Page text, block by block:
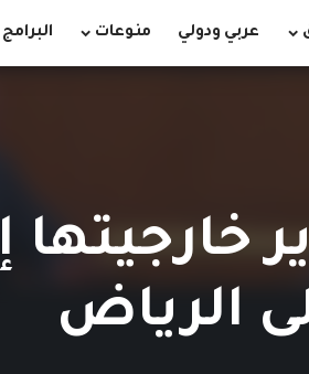
عربي ودولي منوعات البرامج
الرياض